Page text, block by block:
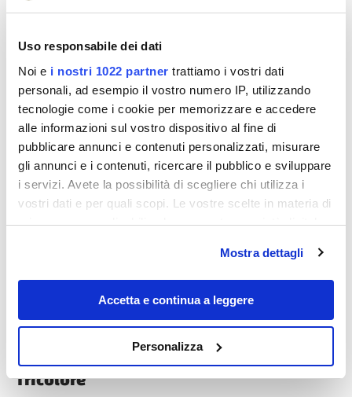
Uso responsabile dei dati
Noi e i nostri 1022 partner trattiamo i vostri dati
personali, ad esempio il vostro numero IP, utilizzando
tecnologie come i cookie per memorizzare e accedere
alle informazioni sul vostro dispositivo al fine di
pubblicare annunci e contenuti personalizzati, misurare
gli annunci e i contenuti, ricercare il pubblico e sviluppare
i servizi. Avete la possibilità di scegliere chi utilizza i
vostri dati e per quali scopi. Le vostre scelte in materia di
privacy sono applicabili solo su questa proprietà digitale
modificare o revocare il proprio consenso in qualsiasi
momento dalla Dichiarazione sui cookie o facendo clic
sull'icona di attivazione della privacy.
raccogliere informazioni sulla tua posizione
geografica, con un'approssimazione di qualche
Mostra dettagli
Accetta e continua a leggere
Personalizza
Destinazioni
La bandiera italiana è nata qui nel 1797, e
ancora oggi questa città è una meta da
Tricolore